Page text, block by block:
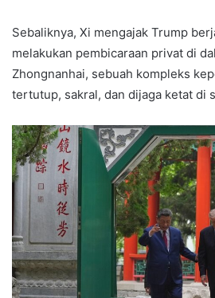
Sebaliknya, Xi mengajak Trump
melakukan pembicaraan privat di
Zhongnanhai, sebuah kompleks
tertutup, sakral, dan dijaga ketat di